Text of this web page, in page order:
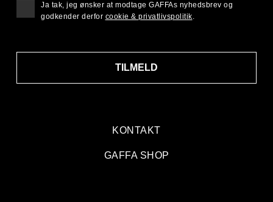
KONTAKT
GAFFA SHOP
TILMELD
Ja tak, jeg ønsker at modtage GAFFAs nyhedsbrev og
godkender derfor cookie & privatlivspolitik.